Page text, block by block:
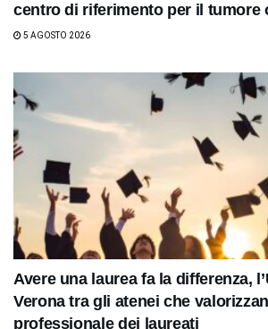
centro di riferimento per il tumore
5 AGOSTO 2026
Avere una laurea fa la differenza,
Verona tra gli atenei che
professionale dei laureati